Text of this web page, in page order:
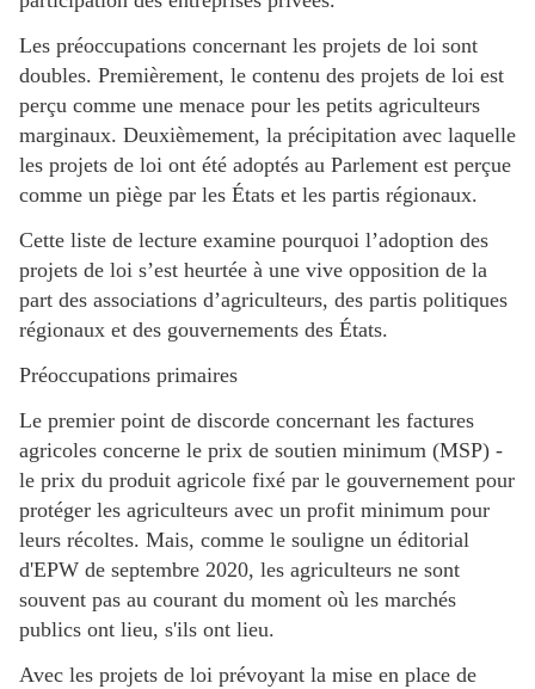
Les préoccupations concernant les projets de loi sont
doubles. Premièrement, le contenu des projets de loi est
perçu comme une menace pour les petits agriculteurs
marginaux. Deuxièmement, la précipitation avec laquelle
les projets de loi ont été adoptés au Parlement est perçue
comme un piège par les États et les partis régionaux.
Cette liste de lecture examine pourquoi l’adoption des
projets de loi s’est heurtée à une vive opposition de la
part des associations d’agriculteurs, des partis politiques
régionaux et des gouvernements des États.
Préoccupations primaires
Le premier point de discorde concernant les factures
agricoles concerne le prix de soutien minimum (MSP) -
le prix du produit agricole fixé par le gouvernement pour
protéger les agriculteurs avec un profit minimum pour
leurs récoltes. Mais, comme le souligne un éditorial
d'EPW de septembre 2020, les agriculteurs ne sont
souvent pas au courant du moment où les marchés
publics ont lieu, s'ils ont lieu.
Avec les projets de loi prévoyant la mise en place de